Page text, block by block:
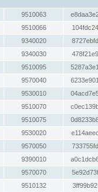
9510063
9510066
9340020
9340030
9510095
9570040
9530010
9510070
9510075
9530020
9570050
9390010
9570070
9510132